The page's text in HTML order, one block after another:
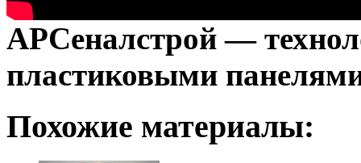
АРСеналстрой —
пластиковыми
Похожие материалы: